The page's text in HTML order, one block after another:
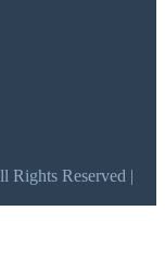
Rights Reserved |